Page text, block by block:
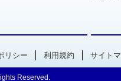
リシー 利用規約 サイト
Reserved.